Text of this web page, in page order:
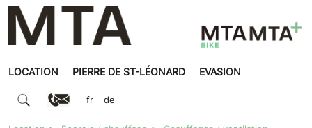
LOCATION PIERRE DE ST-LÉONARD EVASION
fr de